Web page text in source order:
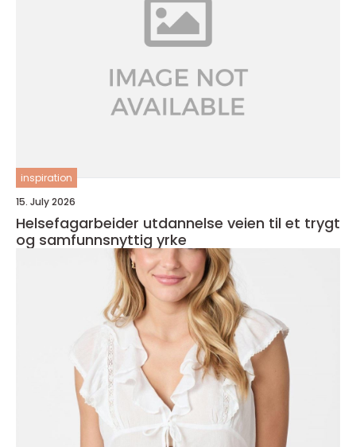
inspiration
15. July 2026
Helsefagarbeider utdannelse veien til et trygt
og samfunnsnyttig yrke